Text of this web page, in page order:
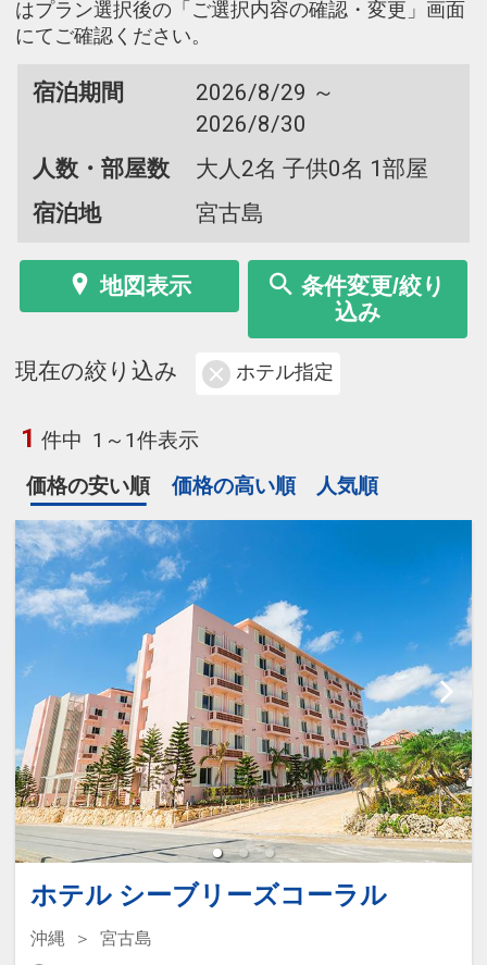
はプラン選択後の「ご選択内容の確認・変更」画面
にてご確認ください。
宿泊期間
2026/8/29 ～
2026/8/30
人数・部屋数
大人2名 子供0名 1部屋
宿泊地
宮古島
地図表示
条件変更/絞り
込み
現在の絞り込み ホテル指定
1 件中 1～1件表示
価格の安い順
価格の高い順 人気順
ホテル シーブリーズコーラル
沖縄
宮古島